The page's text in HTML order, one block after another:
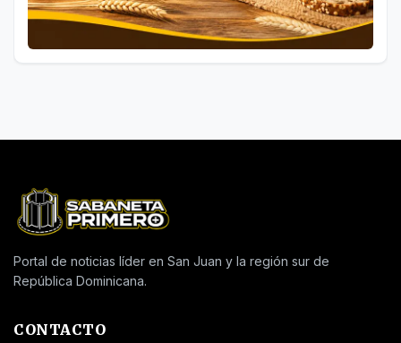
Portal de noticias líder en San Juan y la región sur de
República Dominicana.
CONTACTO